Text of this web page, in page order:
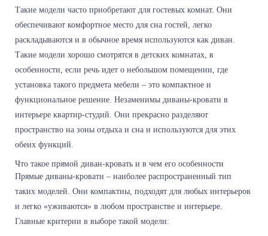
Такие модели часто приобретают для гостевых комнат. Они
обеспечивают комфортное место для сна гостей, легко
раскладываются и в обычное время используются как диван.
Такие модели хорошо смотрятся в детских комнатах, в
особенности, если речь идет о небольшом помещении, где
установка такого предмета мебели – это компактное и
функциональное решение. Незаменимы диваны-кровати в
интерьере квартир-студий. Они прекрасно разделяют
пространство на зоны отдыха и сна и используются для этих
обеих функций.
Что такое прямой диван-кровать и в чем его особенности
Прямые диваны-кровати – наиболее распространенный тип
таких моделей. Они компактны, подходят для любых интерьеров
и легко «уживаются» в любом пространстве и интерьере.
Главные критерии в выборе такой модели: